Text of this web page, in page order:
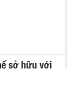
sở hữu với